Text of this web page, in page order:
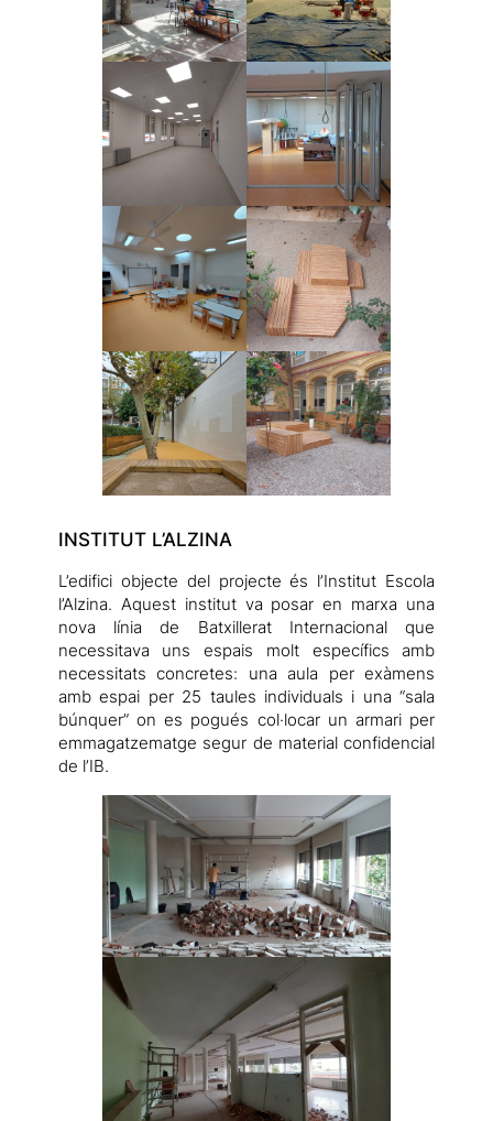
INSTITUT L’ALZINA
L’edifici objecte del projecte és l’Institut Escola
l’Alzina. Aquest institut va posar en marxa una
nova línia de Batxillerat Internacional que
necessitava uns espais molt específics amb
necessitats concretes: una aula per exàmens
amb espai per 25 taules individuals i una “sala
búnquer” on es pogués col·locar un armari per
emmagatzematge segur de material confidencial
de l’IB.